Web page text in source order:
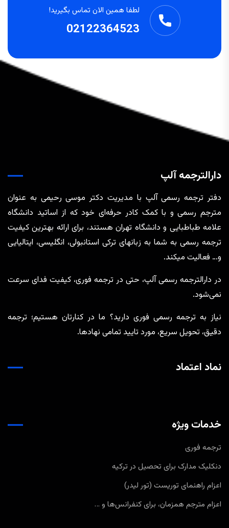
لطفا همین الان تماس بگیرید!
02122364523
دارالترجمه آلپ
دفتر ترجمه رسمی آلپ با مدیریت دکتر موسی رحیمی به عنوان
مترجم رسمی و با کمک کادر حرفه‌ای خود که از اساتید دانشگاه
علامه طباطبایی و دانشگاه تهران هستند، برای ارائه بهترین کیفیت
ترجمه رسمی به شما به زبانهای ترکی استانبولی، انگلیسی، ایتالیایی
و… فعالیت میکند.
در دارالترجمه رسمی آلپ، حتی در ترجمه‌ فوری، کیفیت فدای سرعت
نمی‌شود.
نیاز به ترجمه رسمی فوری دارید؟ ما در کنارتان هستیم؛ ترجمه
دقیق، تحویل سریع، مورد تایید تمامی نهادها.
نماد اعتماد
خدمات ویژه
ترجمه فوری
دنکلیک مدارک برای تحصیل در ترکیه
اعزام راهنمای توریست (تور لیدر)
اعزام مترجم همزمان، برای کنفرانس‌ها و …